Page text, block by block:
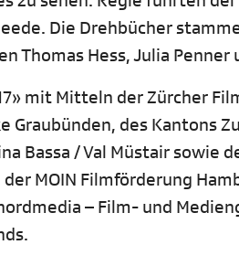
Die Drehbücher
Thomas Hess, Julia Penner
mit Mitteln der Zürcher
Graubünden, des Kantons
Bassa / Val Müstair
der MOIN Filmförderung
– Film- und